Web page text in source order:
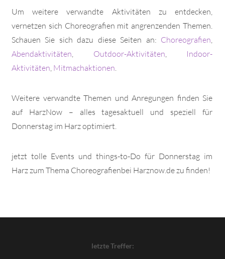
Um weitere verwandte Aktivitäten zu entdecken,
vernetzen sich Choreografien mit angrenzenden Themen.
Schauen Sie sich dazu diese Seiten an: Choreografien
Abendaktivitäten
Outdoor-Aktivitäten
Indoor-
Aktivitäten Mitmachaktionen
Weitere verwandte Themen und Anregungen finden Sie
auf HarzNow – alles tagesaktuell und speziell für
Donnerstag im Harz optimiert.
jetzt tolle Events und things-to-Do für Donnerstag im
Harz zum Thema Choreografienbei Harznow.de zu finden!
letzte Treffer: